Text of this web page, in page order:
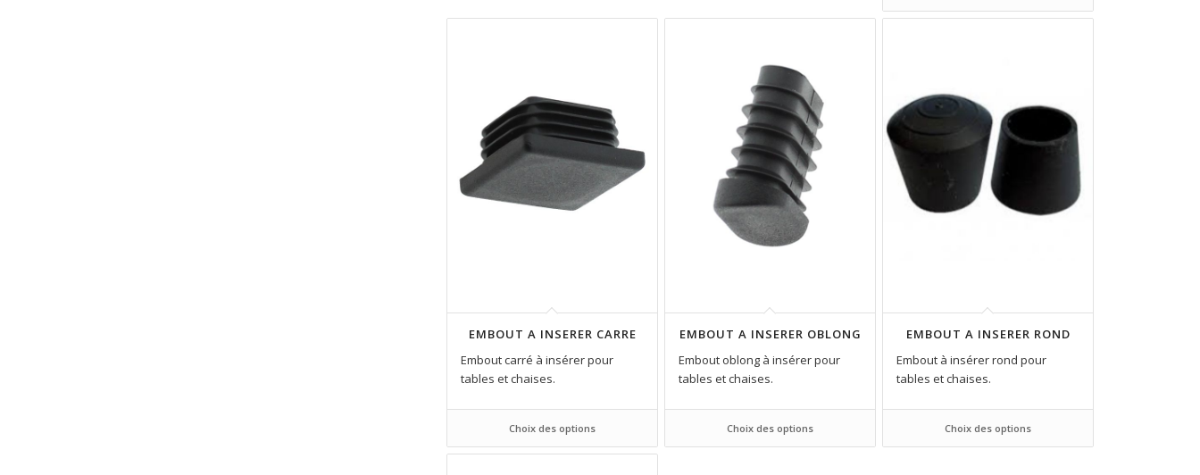
EMBOUT A INSERER CARRE
Embout carré à insérer pour
tables et chaises.
Choix des options
EMBOUT A INSERER OBLONG
Embout oblong à insérer pour
tables et chaises.
Choix des options
EMBOUT A INSERER ROND
Embout à insérer rond pour
tables et chaises.
Choix des options